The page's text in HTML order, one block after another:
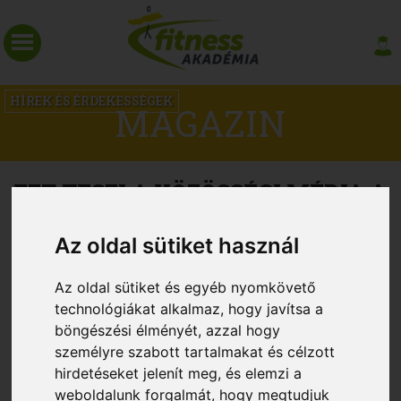
Az oldal sütiket használ
Az oldal sütiket és egyéb nyomkövető
technológiákat alkalmaz, hogy javítsa a
böngészési élményét, azzal hogy
személyre szabott tartalmakat és célzott
hirdetéseket jelenít meg, és elemzi a
weboldalunk forgalmát, hogy megtudjuk
HÍREK ÉS ÉRDEKESSÉGEKMAGAZIN
EZT TESZI A KÖZÖSSÉGI MÉDIA A